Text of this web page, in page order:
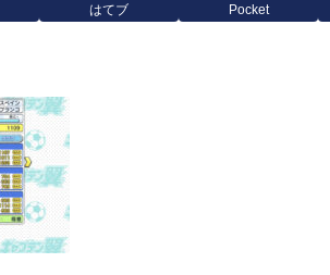
はてブ Pocket